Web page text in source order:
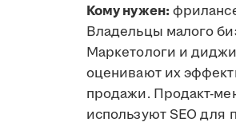
Кому нужен:
Владельцы малого
Маркетологи и
оценивают их
продажи. Продакт-
используют SEO